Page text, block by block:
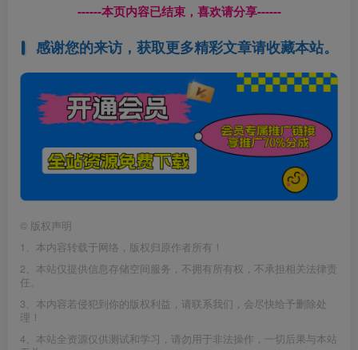
------本页内容已结束，喜欢请分享------
感谢您的来访，获取更多精彩文章请收藏本站。
© 版权声明
1、本内容转载于网络，版权归原作者所有！
2、本站仅提供信息存储空间服务，不拥有所有权，不承担相关法律责
任。
3、本内容若侵犯到你的版权利益，请联系我们，会尽快给予删除处
理！
4、本站全资源仅供测试和学习，请勿用于非法操作，一切后果与本站